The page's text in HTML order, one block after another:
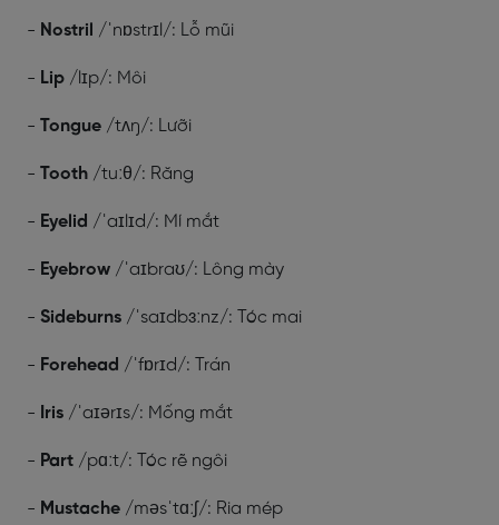
- Nostril /ˈnɒstrɪl/: Lỗ mũi
- Lip /lɪp/: Môi
- Tongue /tʌŋ/: Lưỡi
- Tooth /tuːθ/: Răng
- Eyelid /ˈaɪlɪd/: Mí mắt
- Eyebrow /ˈaɪbraʊ/: Lông mày
- Sideburns /ˈsaɪdbɜːnz/: Tóc mai
- Forehead /ˈfɒrɪd/: Trán
- Iris /ˈaɪərɪs/: Mống mắt
- Part /pɑːt/: Tóc rẽ ngôi
- Mustache /məsˈtɑːʃ/: Ria mép